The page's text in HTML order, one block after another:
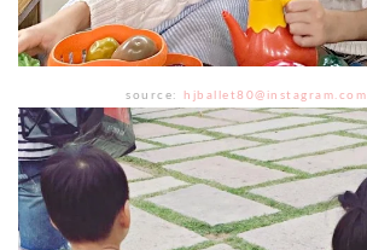
source: hjballet80@instagram.com